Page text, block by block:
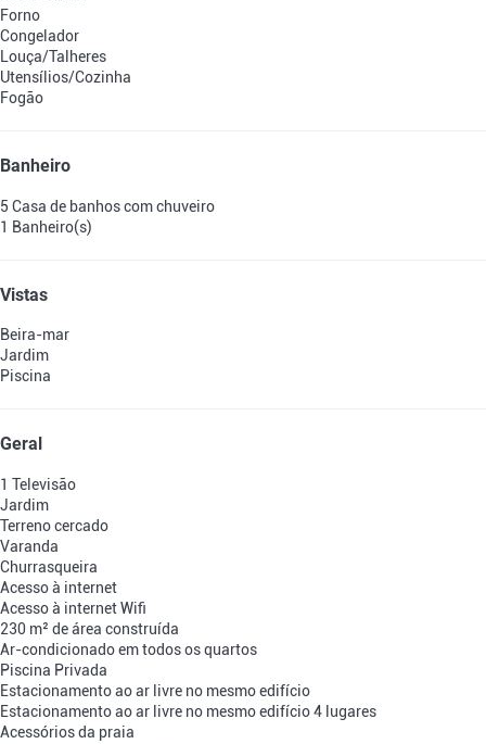
Forno
Congelador
Louça/Talheres
Utensílios/Cozinha
Fogão
Banheiro
5 Casa de banhos com chuveiro
1 Banheiro(s)
Vistas
Beira-mar
Jardim
Piscina
Geral
1 Televisão
Jardim
Terreno cercado
Varanda
Churrasqueira
Acesso à internet
Acesso à internetWifi
230 m² de área construída
Ar-condicionado em todos os quartos
Piscina Privada
Estacionamento ao ar livre no mesmo edifício
Estacionamento ao ar livre no mesmo edifício4 lugares
Acessórios da praia